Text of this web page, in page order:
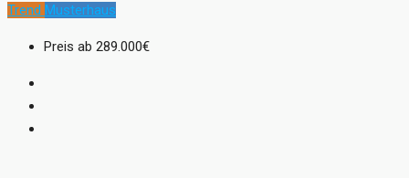
Trend Musterhaus
Preis ab 289.000€